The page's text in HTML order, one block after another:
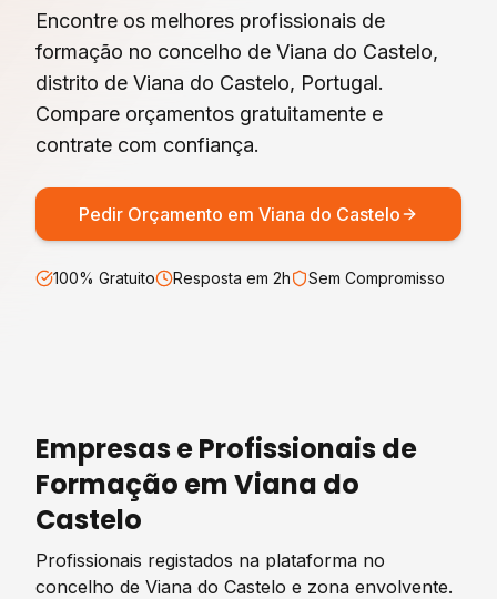
Encontre os melhores profissionais de
formação no concelho de Viana do Castelo,
distrito de Viana do Castelo, Portugal.
Compare orçamentos gratuitamente e
contrate com confiança.
Pedir Orçamento em Viana do Castelo
100% Gratuito Resposta em 2h Sem Compromisso
Empresas e Profissionais de
Formação emViana do
Castelo
Profissionais registados na plataforma no
concelho de Viana do Castelo e zona envolvente.